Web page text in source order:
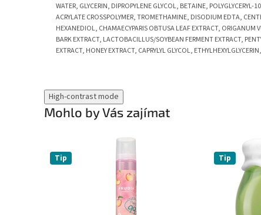
WATER, GLYCERIN, DIPROPYLENE GLYCOL, BETAINE,
ACRYLATE CROSSPOLYMER, TROMETHAMINE, DISODIUM EDTA,
HEXANEDIOL, CHAMAECYPARIS OBTUSA LEAF EXTRACT,
BARK EXTRACT, LACTOBACILLUS/SOYBEAN FERMENT EXTRACT,
EXTRACT, HONEY EXTRACT, CAPRYLYL GLYCOL,
High-contrast mode
Mohlo by Vás zajímat
Tip Tip